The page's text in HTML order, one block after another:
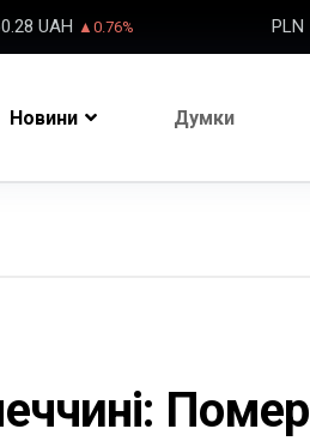
UAH ▲0.76% PLN
Новини Думки
Помер